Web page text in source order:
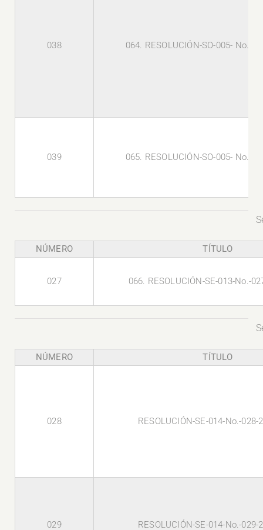
038 064. RESOLUCIÓN-SO-005- No.-
039 065. RESOLUCIÓN-SO-005- No.-
NÚMERO TÍTULO
027 066. RESOLUCIÓN-SE-013-No.-
NÚMERO TÍTULO
028 RESOLUCIÓN-SE-014-No.-028-
029 RESOLUCIÓN-SE-014-No.-029-